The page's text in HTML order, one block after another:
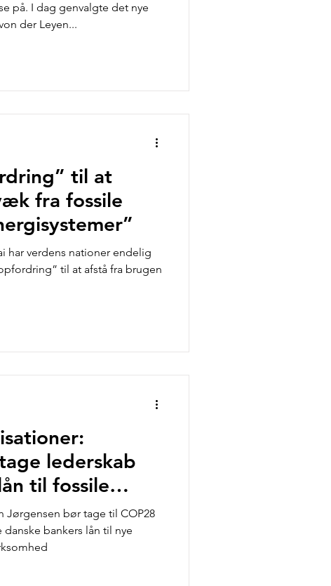
på. I dag genvalgte det nye
der Leyen...
til at
fra fossile
har verdens nationer endelig
til at afstå fra brugen
lederskab
til fossile
Jørgensen bør tage til COP28
bankers lån til nye